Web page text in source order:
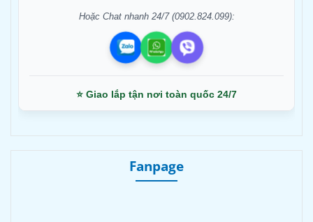
Hoặc Chat nhanh 24/7 (0902.824.099):
⭐ Giao lắp tận nơi toàn quốc 24/7
Fanpage